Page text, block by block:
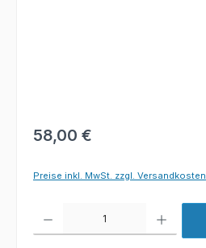
58,00 €
Preise inkl. MwSt. zzgl. Versandkosten